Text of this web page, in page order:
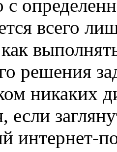
с
всего
решения
никаких
если
интернет-